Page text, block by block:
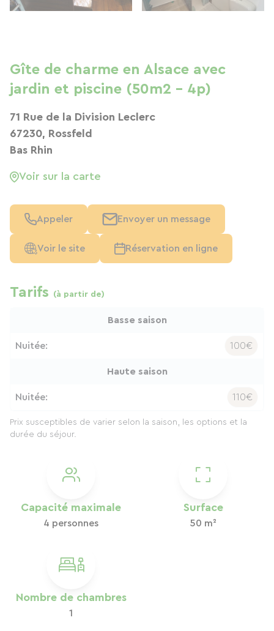
Capacité maximale
4 personnes
Surface
50 m²
Nombre de chambres
1
Gîte de charme en Alsace avec
jardin et piscine (50m2 - 4p)
71 Rue de la Division Leclerc
67230, Rossfeld
Bas Rhin
Voir sur la carte
Appeler Envoyer un message
Voir le site Réservation en ligne
Tarifs (à partir de)
Basse saison
Nuitée: 100€
Haute saison
Nuitée: 110€
Prix susceptibles de varier selon la saison, les options et la
durée du séjour.